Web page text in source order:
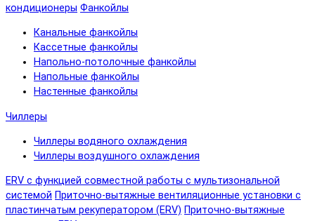
кондиционеры Фанкойлы
Канальные фанкойлы
Кассетные фанкойлы
Напольно-потолочные фанкойлы
Напольные фанкойлы
Настенные фанкойлы
Чиллеры
Чиллеры водяного охлаждения
Чиллеры воздушного охлаждения
ERV с функцией совместной работы с мультизональной
системой Приточно-вытяжные вентиляционные установки с
пластинчатым рекуператором (ERV) Приточно-вытяжные